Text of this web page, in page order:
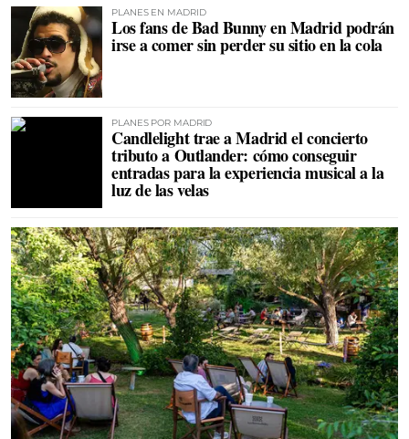
PLANES EN MADRID
Los fans de Bad Bunny en Madrid podrán
irse a comer sin perder su sitio en la cola
PLANES POR MADRID
Candlelight trae a Madrid el concierto
tributo a Outlander: cómo conseguir
entradas para la experiencia musical a la
luz de las velas